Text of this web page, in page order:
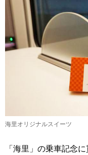
海里オリジナルスイーツ
「海里」の乗車記念